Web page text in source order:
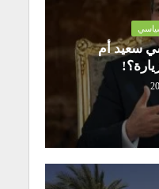
سعيد أم